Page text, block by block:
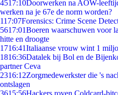
4517:10Doorwerken na AOW-
werken na je 67e de norm worden?
117:07Forensics: Crime Scene
5617:01Boeren waarschuwen voor
hitte en droogte
1716:41Italiaanse vrouw wint 1
1816:36Datalek bij Bol en de
partner Ceva
2316:12Zorgmedewerkster die 's
ontslagen
3615:56Hackers roven Coldcard-